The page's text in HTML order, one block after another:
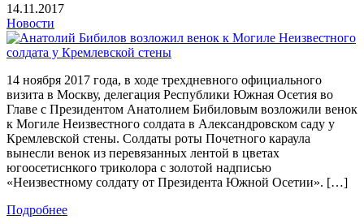
14.11.2017
Новости
14 ноября 2017 года, в ходе трехдневного официального
визита в Москву, делегация Республики Южная Осетия во
Главе с Президентом Анатолием Бибиловым возложили венок
к Могиле Неизвестного солдата в Александровском саду у
Кремлевской стены. Солдаты роты Почетного караула
вынесли венок из перевязанных лентой в цветах
югоосетиснкого триколора с золотой надписью
«Неизвестному солдату от Президента Южной Осетии». […]
Подробнее